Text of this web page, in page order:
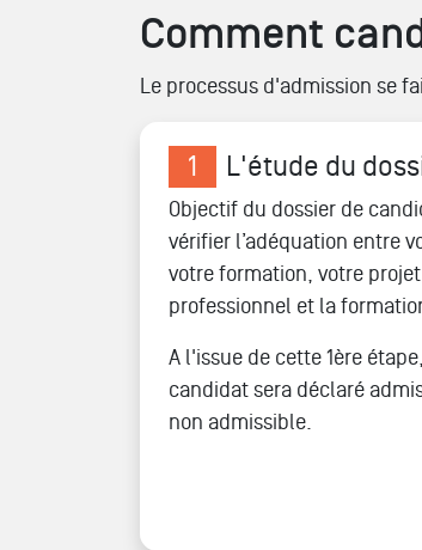
Comment
Le processus d'admission se
1 L'étude du
Objectif du dossier de
vérifier l’adéquation entre
votre formation, votre projet
professionnel et la
A l'issue de cette 1ère
candidat sera déclaré
non admissible.